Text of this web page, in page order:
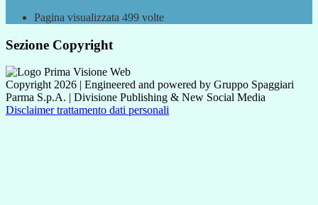
Pagina visualizzata 499 volte
Sezione Copyright
Copyright 2026 | Engineered and powered by Gruppo Spaggiari
Parma S.p.A. | Divisione Publishing & New Social Media
Disclaimer trattamento dati personali